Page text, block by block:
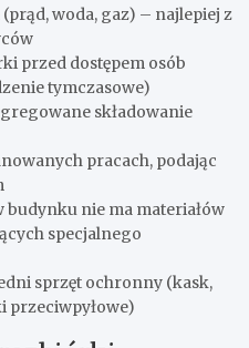
(prąd, woda, gaz) – najlepiej z
przed dostępem osób
tymczasowe)
składowanie
pracach, podając
budynku nie ma materiałów
specjalnego
sprzęt ochronny (kask,
przeciwpyłowe)